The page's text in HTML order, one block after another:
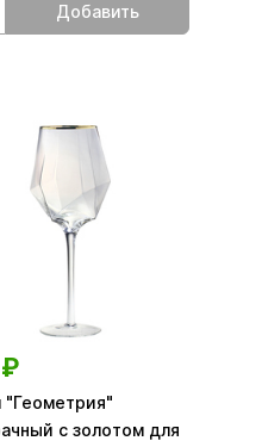
Добавить
₽
"Геометрия"
с золотом для